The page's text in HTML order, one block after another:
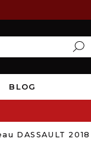
BLOG
DASSAULT 2018